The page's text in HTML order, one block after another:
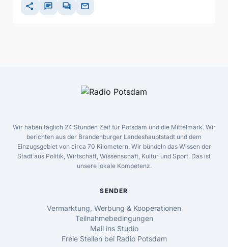
share chat forum mail
Wir haben täglich 24 Stunden Zeit für Potsdam und die Mittelmark. Wir
berichten aus der Brandenburger Landeshauptstadt und dem
Einzugsgebiet von circa 70 Kilometern. Wir bündeln das Wissen der
Stadt aus Politik, Wirtschaft, Wissenschaft, Kultur und Sport. Das ist
unsere lokale Kompetenz.
SENDER
Vermarktung, Werbung & Kooperationen
Teilnahmebedingungen
Mail ins Studio
Freie Stellen bei Radio Potsdam